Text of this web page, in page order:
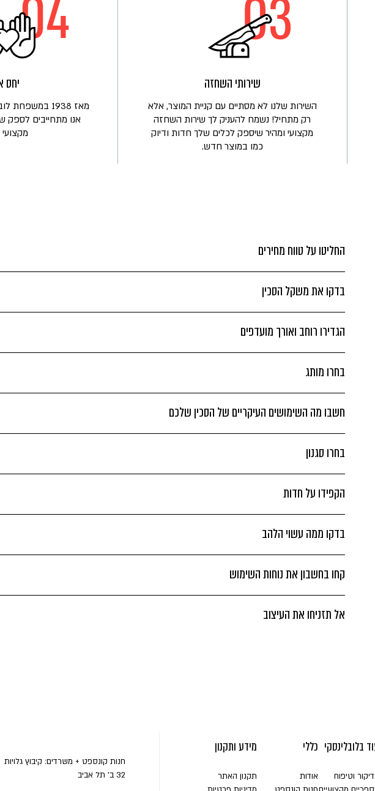
שירותי השחזה
השירות שלנו לא מסתיים עם קניית המוצר, אלא
רק מתחיל! נשמח להעניק לך שירות השחזה
מקצועי ומהיר שיספק לכלים שלך חדות ודיוק
כמו במוצר חדש.
יחס
מאז 1938
אנו מתחייבים לספק
החליטו על טווח מחירים
בדקו את משקל הסכין
הגדירו רוחב ואורך מועדפים
בחרו מותג
חשבו מה השימושים העיקריים של הסכין שלכם
בחרו סגנון
הקפידו על חדות
בדקו ממה עשוי הלהב
קחו בחשבון את נוחות השימוש
אל תזניחו את העיצוב
בלובלינסקי
וטיפוח
כללי
אודות
מידע ותקנון
תקנון האתר
חנות קונספט + משרדים: קיבוץ גלויות
32 ב' תל אביב